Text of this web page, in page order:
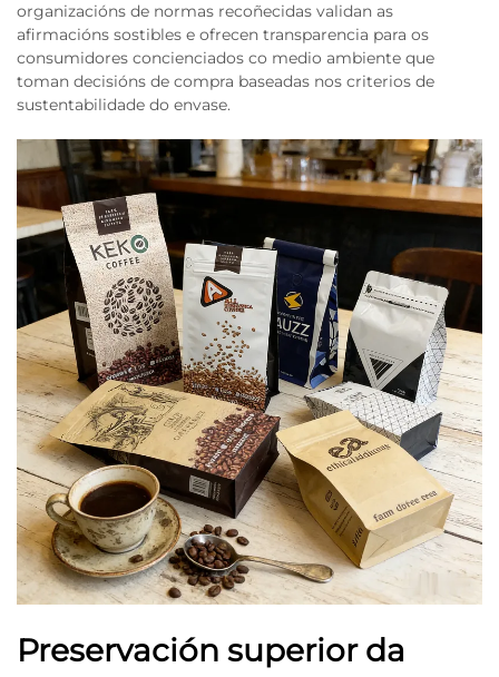
organizacións de normas recoñecidas validan as
afirmacións sostibles e ofrecen transparencia para os
consumidores concienciados co medio ambiente que
toman decisións de compra baseadas nos criterios de
sustentabilidade do envase.
Preservación superior da